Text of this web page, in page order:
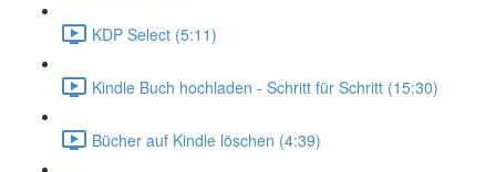
KDP Select (5:11)
Kindle Buch hochladen - Schritt für Schritt (15:30)
Bücher auf Kindle löschen (4:39)